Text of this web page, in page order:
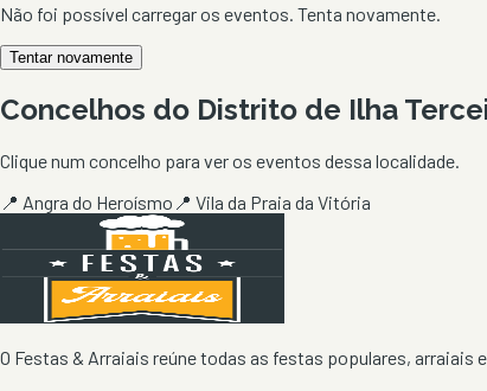
Não foi possível carregar os eventos. Tenta novamente.
Tentar novamente
Concelhos do Distrito de Ilha
Clique num concelho para ver os eventos dessa localidade.
📍 Angra do Heroísmo 📍 Vila da Praia da Vitória
O Festas & Arraiais reúne todas as festas populares,